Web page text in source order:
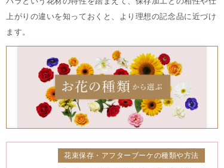
上がりの違いを知っておくと、より理想の記念品に近づけ
ます。
花束保存・アフターブーケの種類や方法